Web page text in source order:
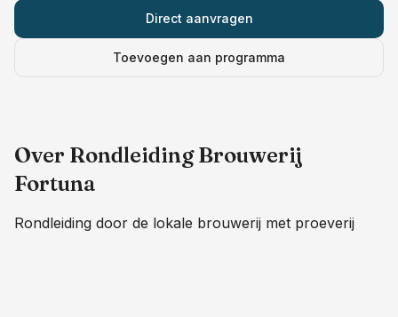
Direct aanvragen
Toevoegen aan programma
Over Rondleiding Brouwerij
Fortuna
Rondleiding door de lokale brouwerij met proeverij